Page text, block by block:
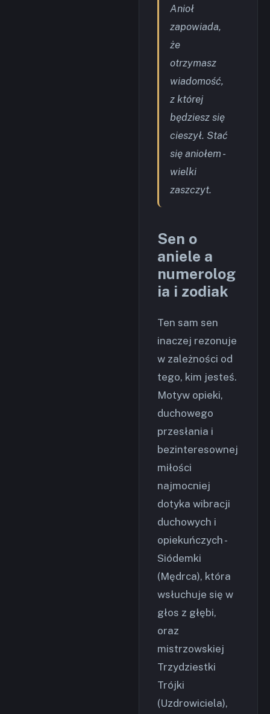
Anioł
zapowiada,
że
otrzymasz
wiadomość,
z której
będziesz się
cieszył. Stać
się aniołem -
wielki
zaszczyt.
Sen o
aniele a
numerolog
ia i zodiak
Ten sam sen
inaczej rezonuje
w zależności od
tego, kim jesteś.
Motyw opieki,
duchowego
przesłania i
bezinteresownej
miłości
najmocniej
dotyka wibracji
duchowych i
opiekuńczych -
Siódemki
(Mędrca), która
wsłuchuje się w
głos z głębi,
oraz
mistrzowskiej
Trzydziestki
Trójki
(Uzdrowiciela),